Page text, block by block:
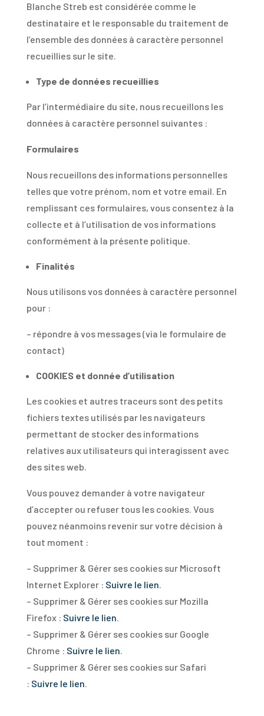
Blanche Streb est considérée comme le
destinataire et le responsable du traitement de
l’ensemble des données à caractère personnel
recueillies sur le site.
Type de données recueillies
Par l’intermédiaire du site, nous recueillons les
données à caractère personnel suivantes :
Formulaires
Nous recueillons des informations personnelles
telles que votre prénom, nom et votre email. En
remplissant ces formulaires, vous consentez à la
collecte et à l’utilisation de vos informations
conformément à la présente politique.
Finalités
Nous utilisons vos données à caractère personnel
pour :
– répondre à vos messages (via le formulaire de
contact)
COOKIES et donnée d’utilisation
Les cookies et autres traceurs sont des petits
fichiers textes utilisés par les navigateurs
permettant de stocker des informations
relatives aux utilisateurs qui interagissent avec
des sites web.
Vous pouvez demander à votre navigateur
d’accepter ou refuser tous les cookies. Vous
pouvez néanmoins revenir sur votre décision à
tout moment :
– Supprimer & Gérer ses cookies sur Microsoft
Internet Explorer : Suivre le lien.
– Supprimer & Gérer ses cookies sur Mozilla
Firefox : Suivre le lien.
– Supprimer & Gérer ses cookies sur Google
Chrome : Suivre le lien.
– Supprimer & Gérer ses cookies sur Safari
: Suivre le lien.